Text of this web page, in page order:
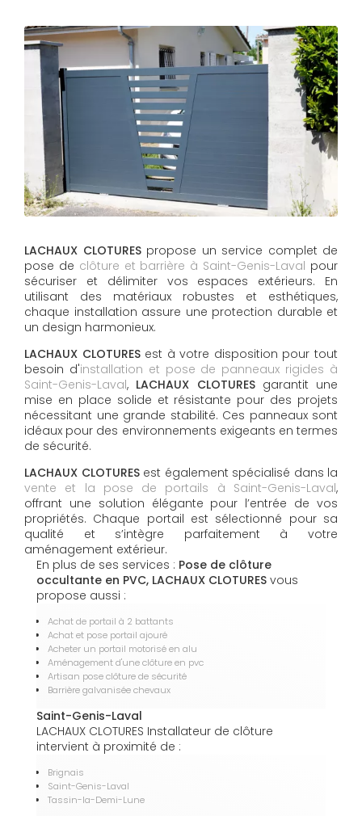
LACHAUX CLOTURESpropose un service complet de
pose de clôture et barrière à Saint-Genis-Laval pour
sécuriser et délimiter vos espaces extérieurs. En
utilisant des matériaux robustes et esthétiques,
chaque installation assure une protection durable et
un design harmonieux.
LACHAUX CLOTURESest à votre disposition pour tout
besoin d'installation et pose de panneaux rigides à
Saint-Genis-Laval, LACHAUX CLOTURESgarantit une
mise en place solide et résistante pour des projets
nécessitant une grande stabilité. Ces panneaux sont
idéaux pour des environnements exigeants en termes
de sécurité.
LACHAUX CLOTURESest également spécialisé dans la
vente et la pose de portails à Saint-Genis-Laval,
offrant une solution élégante pour l’entrée de vos
propriétés. Chaque portail est sélectionné pour sa
qualité et s’intègre parfaitement à votre
aménagement extérieur.
En plus de ses services : Pose de clôture
occultante en PVC, LACHAUX CLOTURES vous
propose aussi :
Achat de portail à 2 battants
Achat et pose portail ajouré
Acheter un portail motorisé en alu
Aménagement d'une clôture en pvc
Artisan pose clôture de sécurité
Barrière galvanisée chevaux
Saint-Genis-Laval
LACHAUX CLOTURES Installateur de clôture
intervient à proximité de :
Brignais
Saint-Genis-Laval
Tassin-la-Demi-Lune